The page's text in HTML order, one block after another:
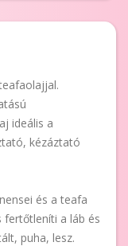
ideális a
kézáztató
és a teafa
a láb és
puha, lesz.